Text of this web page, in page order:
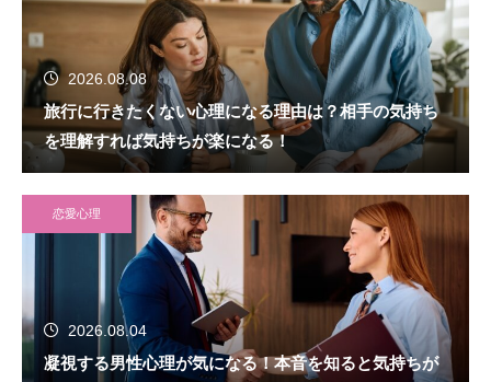
2026.08.08
旅行に行きたくない心理になる理由は？相手の気持ち
を理解すれば気持ちが楽になる！
恋愛心理
2026.08.04
凝視する男性心理が気になる！本音を知ると気持ちが